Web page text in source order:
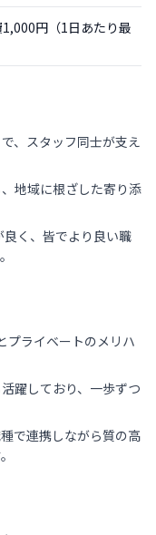
円（1日あたり最
、スタッフ同士が支え
地域に根ざした寄り添
く、皆でより良い職
プライベートのメリハ
躍しており、一歩ずつ
で連携しながら質の高